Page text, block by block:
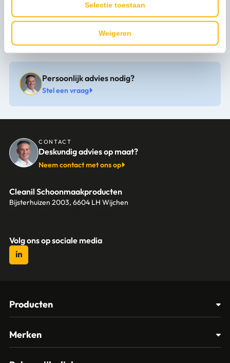
Selectie toestaan
Weigeren
Te gebruiken voor wassen
Persoonlijk advies nodig?
Stel een vraag
CONTACT
Deskundig advies op maat?
Neem contact met ons op
Cleanil Schoonmaakproducten
Bijsterhuizen 2003, 6604 LH Wijchen
Volg ons op sociale media
Producten
Glasbewassing
Merken